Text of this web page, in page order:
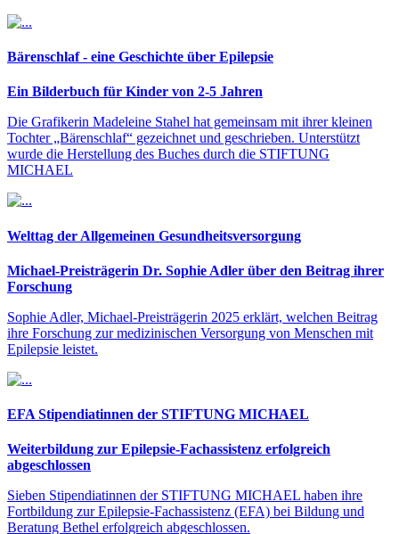
Bärenschlaf - eine Geschichte über Epilepsie
Ein Bilderbuch für Kinder von 2-5 Jahren
Die Grafikerin Madeleine Stahel hat gemeinsam mit ihrer kleinen
Tochter „Bärenschlaf“ gezeichnet und geschrieben. Unterstützt
wurde die Herstellung des Buches durch die STIFTUNG
MICHAEL
Welttag der Allgemeinen Gesundheitsversorgung
Michael-Preisträgerin Dr. Sophie Adler über den Beitrag ihrer
Forschung
Sophie Adler, Michael-Preisträgerin 2025 erklärt, welchen Beitrag
ihre Forschung zur medizinischen Versorgung von Menschen mit
Epilepsie leistet.
EFA Stipendiatinnen der STIFTUNG MICHAEL
Weiterbildung zur Epilepsie-Fachassistenz erfolgreich
abgeschlossen
Sieben Stipendiatinnen der STIFTUNG MICHAEL haben ihre
Fortbildung zur Epilepsie-Fachassistenz (EFA) bei Bildung und
Beratung Bethel erfolgreich abgeschlossen.